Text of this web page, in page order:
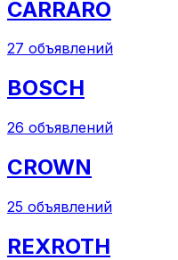
CARRARO
27 объявлений
BOSCH
26 объявлений
CROWN
25 объявлений
REXROTH